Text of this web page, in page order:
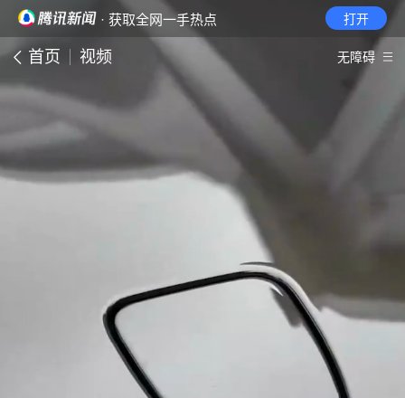
· 获取全网一手热点 打开
首页 视频 无障碍